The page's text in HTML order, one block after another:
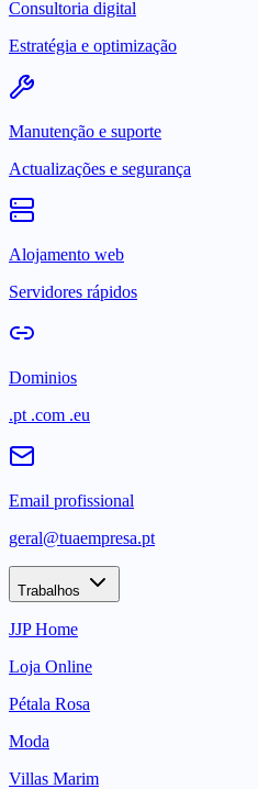
Consultoria digital
Estratégia e optimização
Manutenção e suporte
Actualizações e segurança
Alojamento web
Servidores rápidos
Dominios
.pt .com .eu
Email profissional
geral@tuaempresa.pt
Trabalhos
JJP Home
Loja Online
Pétala Rosa
Moda
Villas Marim